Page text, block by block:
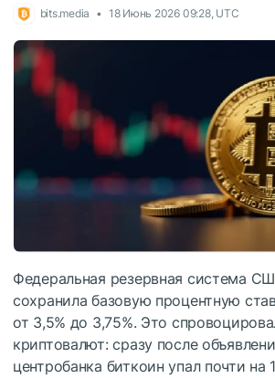
bits.media 18 Июнь 2026 09:28, UTC
Федеральная резервная система
сохранила базовую процентную
от 3,5% до 3,75%. Это
криптовалют: сразу после
центробанка биткоин упал почти на